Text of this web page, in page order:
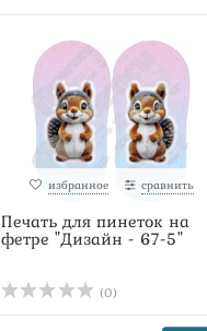
избранное сравнить
Печать для пинеток на
фетре "Дизайн - 67-5"
(0)